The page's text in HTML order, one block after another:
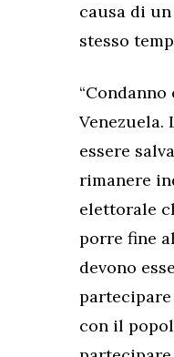
causa di
stesso
“
essere
rimanere
elettorale
porre fine
devono
con il